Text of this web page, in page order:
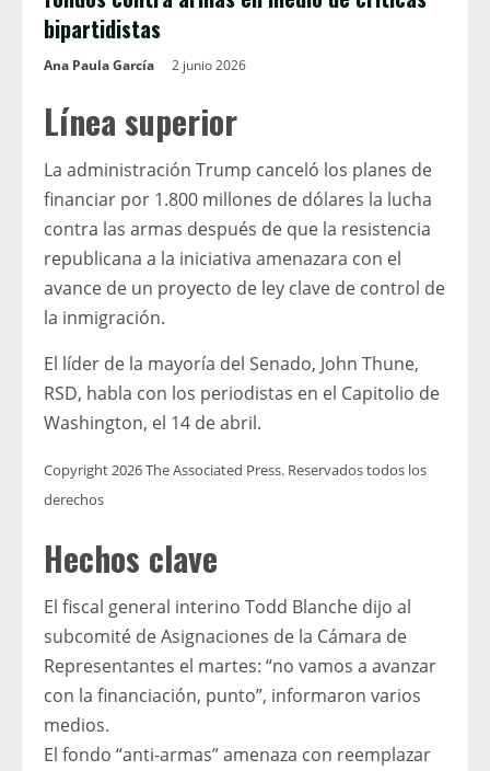
bipartidistas
Ana Paula García 2 junio 2026
Línea superior
La administración Trump canceló los planes de
financiar por 1.800 millones de dólares la lucha
contra las armas después de que la resistencia
republicana a la iniciativa amenazara con el
avance de un proyecto de ley clave de control de
la inmigración.
El líder de la mayoría del Senado, John Thune,
RSD, habla con los periodistas en el Capitolio de
Washington, el 14 de abril.
Copyright 2026 The Associated Press. Reservados todos los
derechos
Hechos clave
El fiscal general interino Todd Blanche dijo al
subcomité de Asignaciones de la Cámara de
Representantes el martes: “no vamos a avanzar
con la financiación, punto”, informaron varios
medios.
El fondo “anti-armas” amenaza con reemplazar